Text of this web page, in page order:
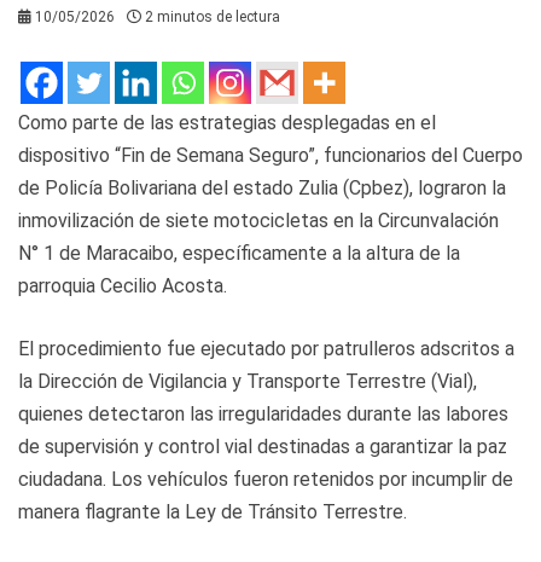
10/05/2026 2 minutos de lectura
Como parte de las estrategias desplegadas en el
dispositivo “Fin de Semana Seguro”, funcionarios del Cuerpo
de Policía Bolivariana del estado Zulia (Cpbez), lograron la
inmovilización de siete motocicletas en la Circunvalación
N° 1 de Maracaibo, específicamente a la altura de la
parroquia Cecilio Acosta.
El procedimiento fue ejecutado por patrulleros adscritos a
la Dirección de Vigilancia y Transporte Terrestre (Vial),
quienes detectaron las irregularidades durante las labores
de supervisión y control vial destinadas a garantizar la paz
ciudadana. Los vehículos fueron retenidos por incumplir de
manera flagrante la Ley de Tránsito Terrestre.